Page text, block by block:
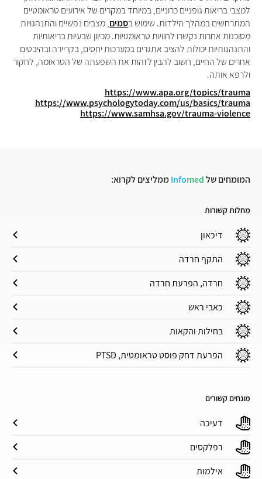
למצבי בריאות גופניים כרוניים, במיוחד במקרים של אירועים טראומטיים
המתרחשים במהלך הילדות. שימוש בסמים, מצבים נפשיים והתנהגויות
מסוכנות אחרות נקשרו לחוויות טראומטיות. מכיוון שבעיות בריאותיות
והתנהגותיות יכולות להציב אתגרים במערכות יחסים, בקריירה ובהיבטים
אחרים של החיים, חשוב להבין לזהות את השפעתה של הטראומה, לחקור
ולרפא אותה.
https://www.apa.org/topics/trauma
https://www.psychologytoday.com/us/basics/trauma
https://www.samhsa.gov/trauma-violence
המומחים של Infomed ממליצים לקרוא:
מחלות קשורות
דיכאון
התקף חרדה
חרדה, הפרעת חרדה
כאבי ראש
בחילות והקאות
הפרעת דחק פוסט טראומטית, PTSD
מונחים קשורים
דעיכה
רפלקסים
אילמות